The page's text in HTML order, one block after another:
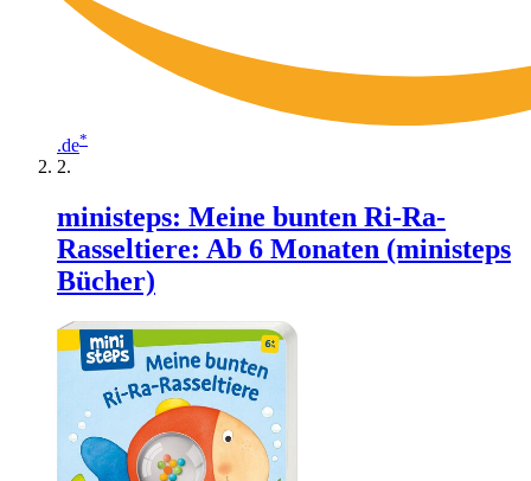
.de*
ministeps: Meine bunten Ri-Ra-
Rasseltiere: Ab 6 Monaten (ministeps
Bücher)